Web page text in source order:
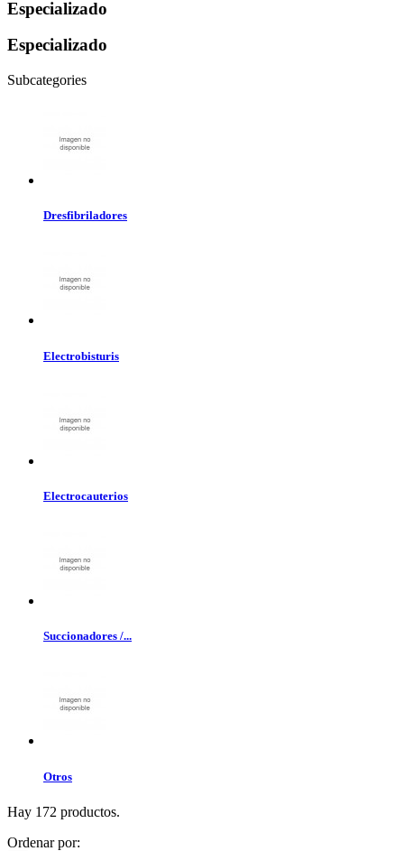
Especializado
Especializado
Subcategories
Dresfibriladores
Electrobisturis
Electrocauterios
Succionadores /...
Otros
Hay 172 productos.
Ordenar por: